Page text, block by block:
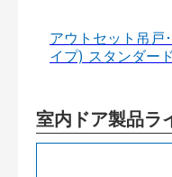
アウトセット吊戸
イプ) スタンダード
室内ドア製品ラ